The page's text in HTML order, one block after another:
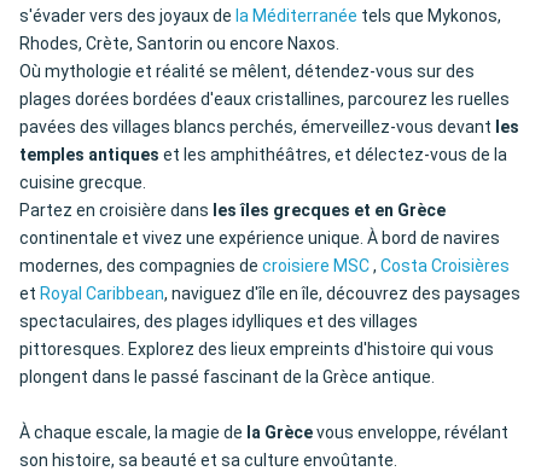
s'évader vers des joyaux de la Méditerranée tels que Mykonos,
Rhodes, Crète, Santorin ou encore Naxos.
Où mythologie et réalité se mêlent, détendez-vous sur des
plages dorées bordées d'eaux cristallines, parcourez les ruelles
pavées des villages blancs perchés, émerveillez-vous devant les
temples antiques et les amphithéâtres, et délectez-vous de la
cuisine grecque.
Partez en croisière dans les îles grecques et en Grèce
continentale et vivez une expérience unique. À bord de navires
modernes, des compagnies de croisiere MSC, Costa Croisières
et Royal Caribbean, naviguez d'île en île, découvrez des paysages
spectaculaires, des plages idylliques et des villages
pittoresques. Explorez des lieux empreints d'histoire qui vous
plongent dans le passé fascinant de la Grèce antique.
À chaque escale, la magie de la Grècevous enveloppe, révélant
son histoire, sa beauté et sa culture envoûtante.